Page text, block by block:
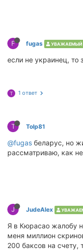
F fugas УВАЖАЕМЫЙ
если не украинец, то
T 1 ответ
T Tolp81
@fugas беларус, но
рассматриваю, как
J JudeAlex
Я в Кюрасао жалобу
меня миллион
200 баксов на счету,